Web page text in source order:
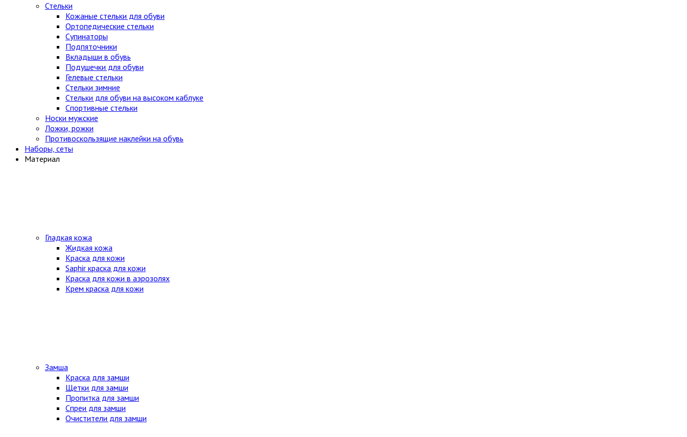
Стельки
Кожаные стельки для обуви
Ортопедические стельки
Супинаторы
Подпяточники
Вкладыши в обувь
Подушечки для обуви
Гелевые стельки
Стельки зимние
Стельки для обуви на высоком каблуке
Спортивные стельки
Носки мужские
Ложки, рожки
Противоскользящие наклейки на обувь
Наборы, сеты
Материал
Гладкая кожа
Жидкая кожа
Краска для кожи
Saphir краска для кожи
Краска для кожи в аэрозолях
Крем краска для кожи
Замша
Краска для замши
Щетки для замши
Пропитка для замши
Спреи для замши
Очистители для замши